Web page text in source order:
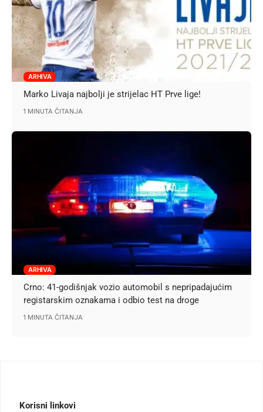
ARHIVA
Marko Livaja najbolji je strijelac HT Prve lige!
1 MINUTA ČITANJA
ARHIVA
Crno: 41-godišnjak vozio automobil s nepripadajućim
registarskim oznakama i odbio test na droge
1 MINUTA ČITANJA
Korisni linkovi